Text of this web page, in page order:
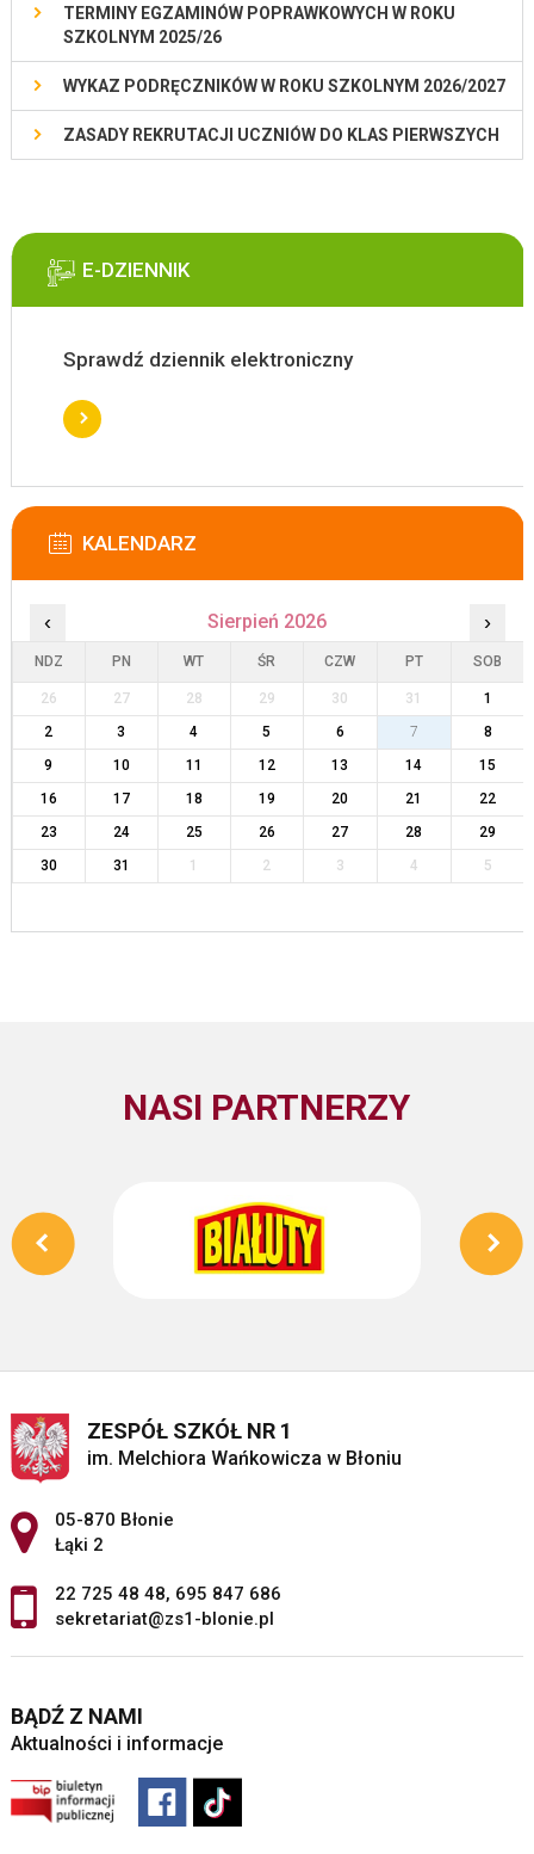
TERMINY EGZAMINÓW POPRAWKOWYCH W ROKU
SZKOLNYM 2025/26
WYKAZ PODRĘCZNIKÓW W ROKU SZKOLNYM 2026/2027
ZASADY REKRUTACJI UCZNIÓW DO KLAS PIERWSZYCH
E-DZIENNIK
Sprawdź dziennik elektroniczny
KALENDARZ
‹ Sierpień 2026 ›
NDZ PN WT ŚR CZW PT SOB
26 27 28 29 30 31
1
2
3 4 5 6 7
8
9
10 11 12 13 14
15
16
17 18 19 20 21
22
23
24 25 26 27 28
29
30
31 1 2 3 4 5
NASI PARTNERZY
ZESPÓŁ SZKÓŁ NR 1
im. Melchiora Wańkowicza w Błoniu
Adres pocztowy:
05-870 Błonie
Łąki 2
22 725 48 48, 695 847 686
sekretariat@zs1-blonie.pl
BĄDŹ Z NAMI
Aktualności i informacje